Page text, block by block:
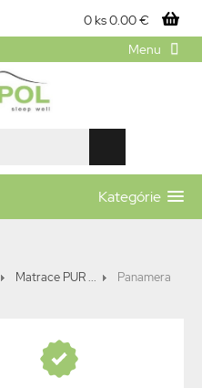
0 ks0.00 €
Menu
Kategórie
Matrace PUR ... Panamera